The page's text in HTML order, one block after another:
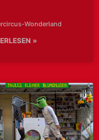
Wonderland
»